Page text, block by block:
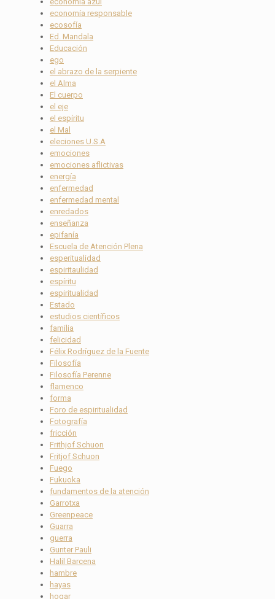
economía responsable
ecosofía
Ed. Mandala
Educación
ego
el abrazo de la serpiente
el Alma
El cuerpo
el eje
el espíritu
el Mal
eleciones U.S.A
emociones
emociones aflictivas
energía
enfermedad
enfermedad mental
enredados
enseñanza
epifanía
Escuela de Atención Plena
esperitualidad
espiritaulidad
espíritu
espiritualidad
Estado
estudios científicos
familia
felicidad
Félix Rodríguez de la Fuente
Filosofía
Filosofía Perenne
flamenco
forma
Foro de espiritualidad
Fotografía
fricción
Frithjof Schuon
Fritjof Schuon
Fuego
Fukuoka
fundamentos de la atención
Garrotxa
Greenpeace
Guarra
guerra
Gunter Pauli
Halil Barcena
hambre
hayas
hogar